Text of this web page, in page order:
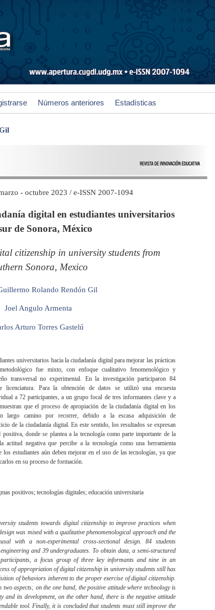
Números anteriores Estadísticas
- octubre 2023 / e-ISSN 2007-1094
digital en estudiantes universitarios
de Sonora, México
citizenship in university students from
Sonora, Mexico
Rolando Rendón Gil
Joel Angulo Armenta
Arturo Torres Gastelú
universitarios hacia la ciudadanía digital para mejorar las prácticas
fue mixto, con enfoque cualitativo fenomenológico y
transversal no experimental. En la investigación participaron 84
Para la obtención de datos se utilizó una encuesta
a 72 participantes, a un grupo focal de tres informantes clave y a
que el proceso de apropiación de la ciudadanía digital en los
largo camino por recorrer, debido a la escasa adquisición de
de la ciudadanía digital. En este sentido, los resultados se expresan
donde se plantea a la tecnología como parte importante de la
negativa que percibe a la tecnología como una herramienta
estudiantes aún deben mejorar en el uso de las tecnologías, ya que
en su proceso de formación.
positivos; tecnologías digitales; educación universitaria
students towards digital citizenship to improve practices when
was mixed with a qualitative phenomenological approach and the
with a non-experimental cross-sectional design. 84 students
and 39 undergraduates. To obtain data, a semi-structured
a focus group of three key informants and nine in an
of appropriation of digital citizenship in university students still has
of behaviors inherent to the proper exercise of digital citizenship.
two aspects; on the one hand, the positive attitude where technology is
and its development, on the other hand, there is the negative attitude
tool. Finally, it is concluded that students must still improve the